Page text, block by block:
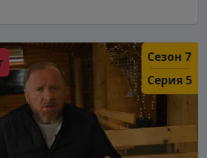
Сезон 7
Серия 5